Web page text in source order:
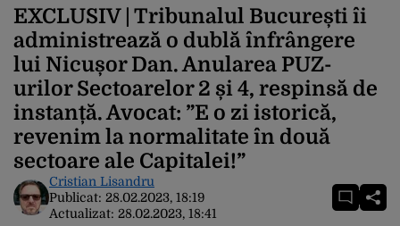
EXCLUSIV | Tribunalul București îi
administrează o dublă înfrângere
lui Nicușor Dan. Anularea PUZ-
urilor Sectoarelor 2 și 4, respinsă de
instanță. Avocat: ”E o zi istorică,
revenim la normalitate în două
sectoare ale Capitalei!”
Cristian Lisandru
Publicat: 28.02.2023, 18:19
Actualizat: 28.02.2023, 18:41